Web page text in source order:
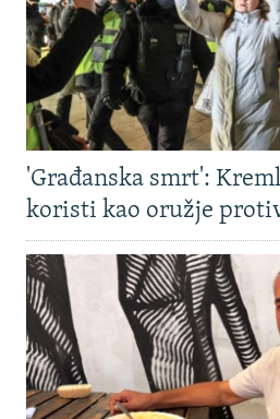
'Građanska smrt':
koristi kao oružje